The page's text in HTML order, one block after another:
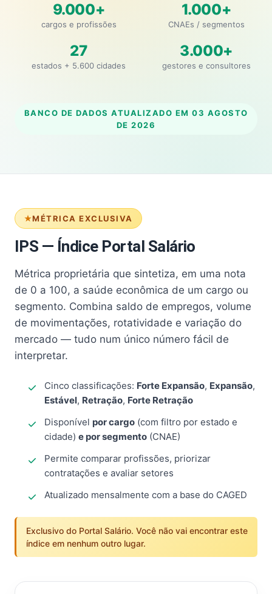
9.000+
cargos e profissões
1.000+
CNAEs / segmentos
27
estados + 5.600 cidades
3.000+
gestores e consultores
BANCO DE DADOS ATUALIZADO EM 03 AGOSTO
DE 2026
MÉTRICA EXCLUSIVA
IPS — Índice Portal Salário
Métrica proprietária que sintetiza, em uma nota
de 0 a 100, a saúde econômica de um cargo ou
segmento. Combina saldo de empregos, volume
de movimentações, rotatividade e variação do
mercado — tudo num único número fácil de
interpretar.
Cinco classificações: Forte Expansão, Expansão,
Estável, Retração, Forte Retração
Disponível por cargo (com filtro por estado e
cidade) e por segmento (CNAE)
Permite comparar profissões, priorizar
contratações e avaliar setores
Atualizado mensalmente com a base do CAGED
Exclusivo do Portal Salário. Você não vai encontrar este
índice em nenhum outro lugar.